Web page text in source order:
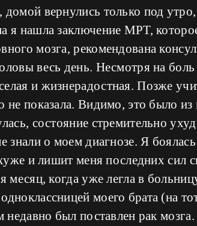
вернулись только под
я нашла заключение МРТ,
мозга, рекомендована
весь день. Несмотря на боль
и жизнерадостная. Позже
не показала. Видимо, это было из
состояние стремительно
знали о моем диагнозе. Я
и лишит меня последних сил
месяц, когда уже легла в
моего брата (на
недавно был поставлен рак